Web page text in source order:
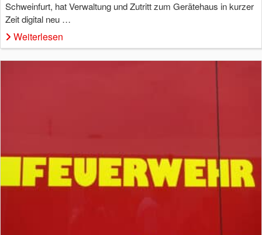
Schweinfurt, hat Verwaltung und Zutritt zum Gerätehaus in kurzer
Zeit digital neu …
Weiterlesen